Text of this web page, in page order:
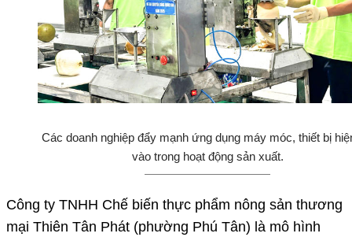
Các doanh nghiệp đẩy mạnh ứng dụng máy móc, thiết bị
vào trong hoạt động sản xuất.
Công ty TNHH Chế biến thực phẩm nông sản thương
mại Thiên Tân Phát (phường Phú Tân) là mô hình